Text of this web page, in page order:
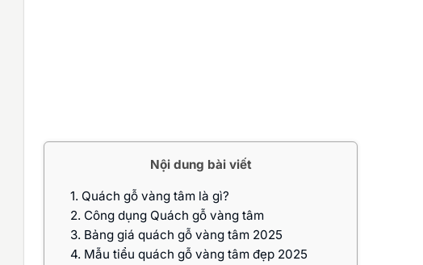
Nội dung bài viết
1. Quách gỗ vàng tâm là gì?
2. Công dụng Quách gỗ vàng tâm
3. Bảng giá quách gỗ vàng tâm 2025
4. Mẫu tiểu quách gỗ vàng tâm đẹp 2025